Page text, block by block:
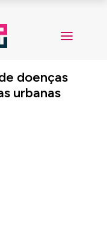
doenças
urbanas